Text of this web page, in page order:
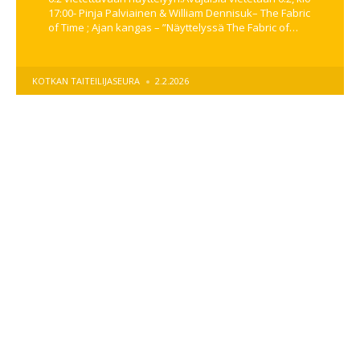
17:00- Pinja Palviainen & William Dennisuk– The Fabric
of Time ; Ajan kangas – ”Näyttelyssä The Fabric of…
POSTED
BY
KOTKAN TAITEILIJASEURA 2.2.2026